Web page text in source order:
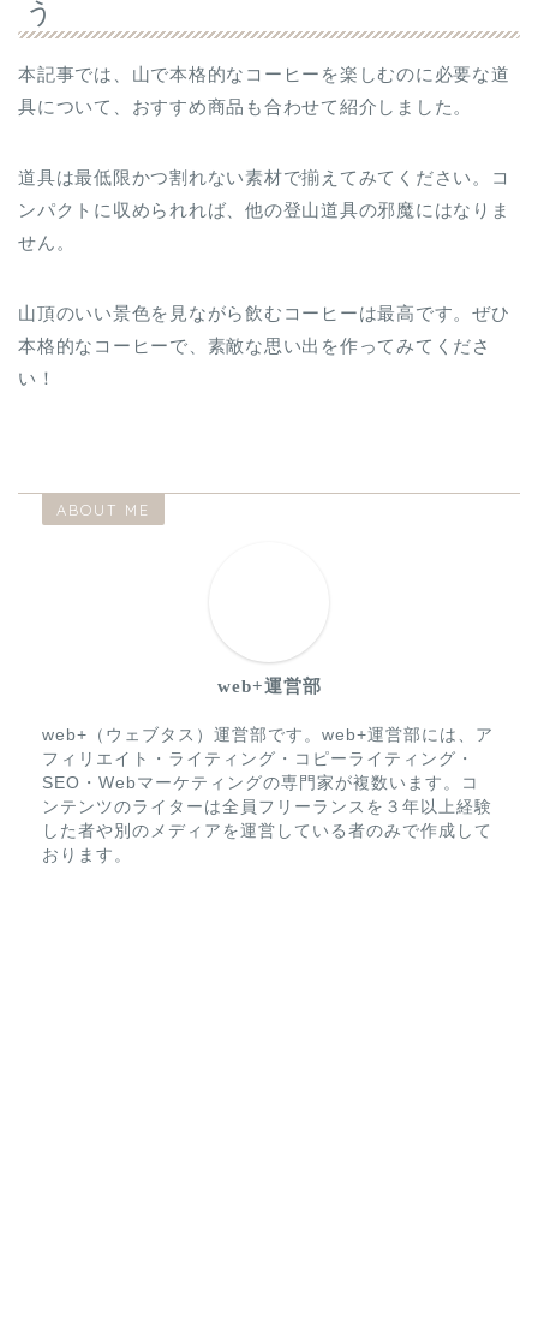
う
本記事では、山で本格的なコーヒーを楽しむのに必要な道
具について、おすすめ商品も合わせて紹介しました。
道具は最低限かつ割れない素材で揃えてみてください。コ
ンパクトに収められれば、他の登山道具の邪魔にはなりま
せん。
山頂のいい景色を見ながら飲むコーヒーは最高です。ぜひ
本格的なコーヒーで、素敵な思い出を作ってみてくださ
い！
ABOUT ME
web+運営部
web+（ウェブタス）運営部です。web+運営部には、ア
フィリエイト・ライティング・コピーライティング・
SEO・Webマーケティングの専門家が複数います。コ
ンテンツのライターは全員フリーランスを３年以上経験
した者や別のメディアを運営している者のみで作成して
おります。